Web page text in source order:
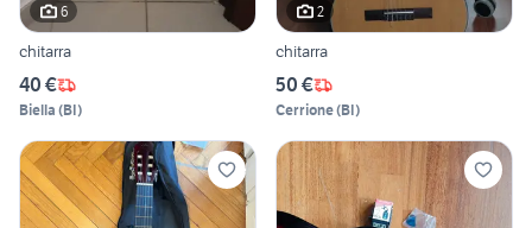
6
chitarra
40 €
Biella (BI)
2
chitarra
50 €
Cerrione(BI)